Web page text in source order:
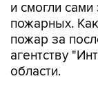
и смогли
пожарных.
пожар за
агентству
области.